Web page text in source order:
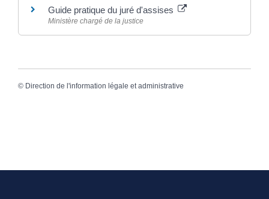
Guide pratique du juré d'assises
Ministère chargé de la justice
© Direction de l'information légale et administrative